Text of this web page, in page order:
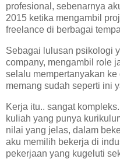
profesional, sebenarnya
2015 ketika mengambil
freelance di berbagai
Sebagai lulusan psikologi
company, mengambil role
selalu mempertanyakan
memang sudah seperti ini
Kerja itu.. sangat
kuliah yang punya
nilai yang jelas, dalam
aku memilih bekerja di
pekerjaan yang kugeluti